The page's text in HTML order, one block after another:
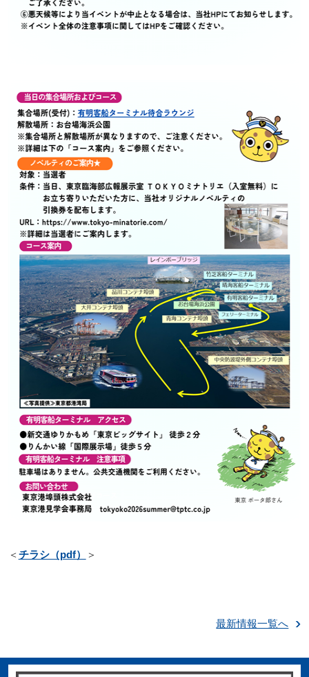
＜チラシ（pdf） ＞
最新情報一覧へ